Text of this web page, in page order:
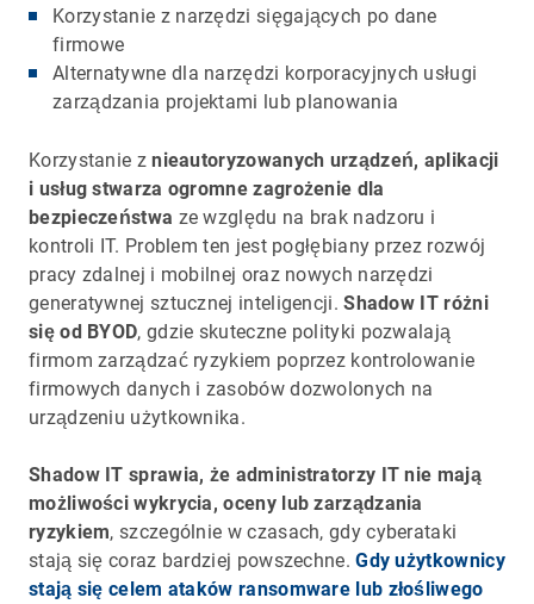
Korzystanie z narzędzi sięgających po dane
firmowe
Alternatywne dla narzędzi korporacyjnych usługi
zarządzania projektami lub planowania
Korzystanie znieautoryzowanych urządzeń, aplikacji
i usług stwarza ogromne zagrożenie dla
bezpieczeństwa ze względu na brak nadzoru i
kontroli IT. Problem ten jest pogłębiany przez rozwój
pracy zdalnej i mobilnej oraz nowych narzędzi
generatywnej sztucznej inteligencji.Shadow IT różni
się od BYOD, gdzie skuteczne polityki pozwalają
firmom zarządzać ryzykiem poprzez kontrolowanie
firmowych danych i zasobów dozwolonych na
urządzeniu użytkownika.
Shadow IT sprawia, że administratorzy IT nie mają
możliwości wykrycia, oceny lub zarządzania
ryzykiem, szczególnie w czasach, gdy cyberataki
stają się coraz bardziej powszechne.Gdy użytkownicy
stają się celem ataków ransomware lub złośliwego